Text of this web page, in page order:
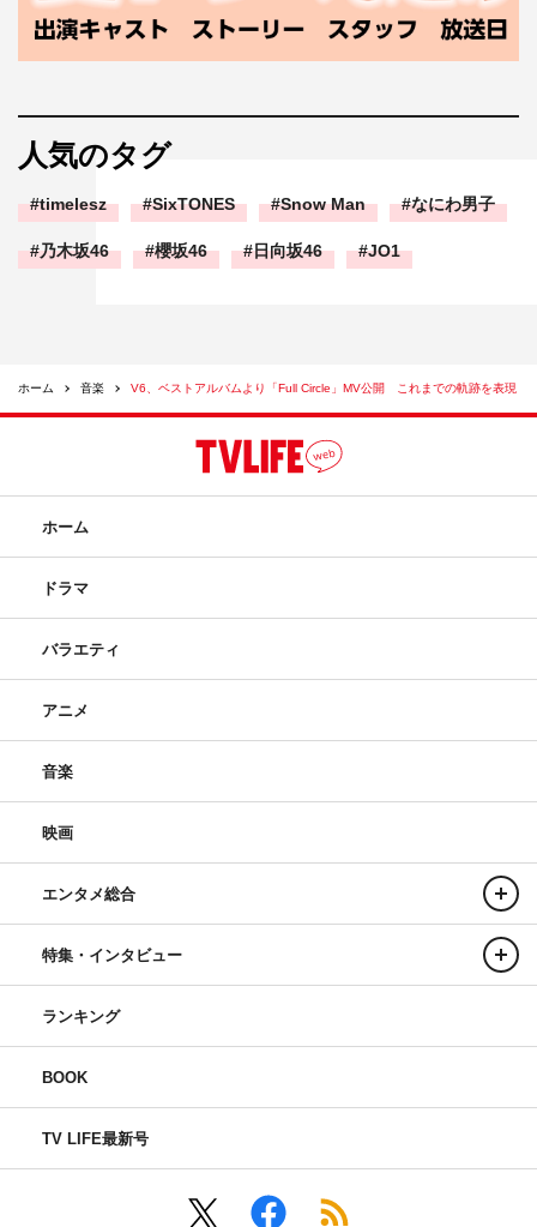
人気のタグ
timelesz SixTONES Snow Man なにわ男子
乃木坂46 櫻坂46 日向坂46 JO1
ホーム 音楽 V6、ベストアルバムより「Full Circle」MV公開 これまでの軌跡を表現
ホーム
ドラマ
バラエティ
アニメ
音楽
映画
エンタメ総合
特集・インタビュー
ランキング
BOOK
TV LIFE最新号